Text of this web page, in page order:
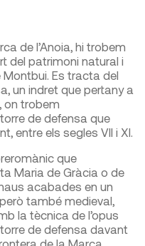
de l’Anoia, hi trobem
del patrimoni natural i
Es tracta del
un indret que pertany a
on trobem
de defensa que
entre els segles VII i XI.
que
Maria de Gràcia o de
acabades en un
també medieval,
la tècnica de l’opus
de defensa davant
de la Marca